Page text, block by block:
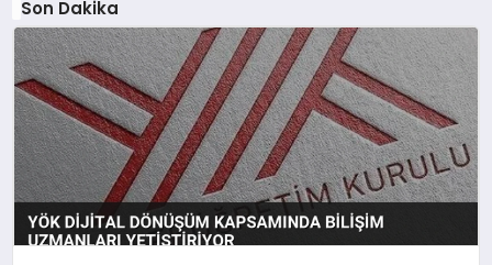
Son Dakika